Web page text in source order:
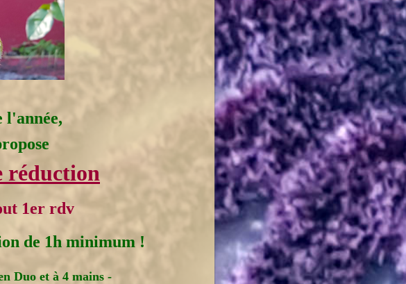
l'année,
réduction
1er rdv
de 1h minimum !
Duo et à 4 mains -